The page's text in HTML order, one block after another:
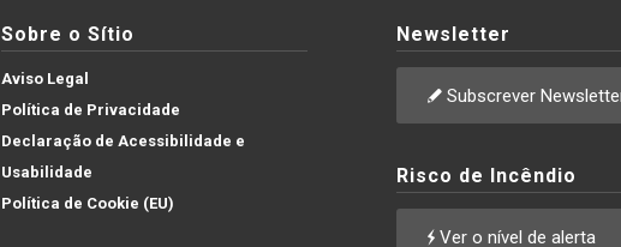
Sobre o Sítio
Aviso Legal
Política de Privacidade
Declaração de Acessibilidade e
Usabilidade
Política de Cookie (EU)
Newsletter
Subscrever
Risco de Incêndio
Ver o nível de alerta